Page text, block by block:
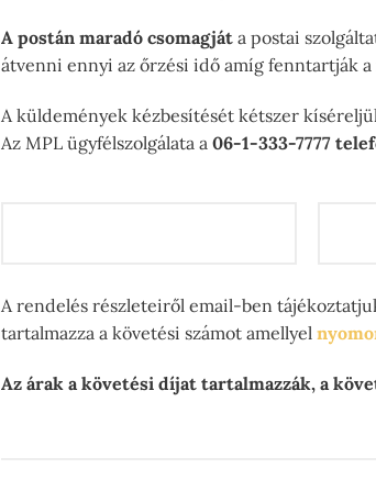
A postán maradó csomagjáta postai
átvenni ennyi az őrzési idő amíg fenntartják
A küldemények kézbesítését kétszer
Az MPL ügyfélszolgálata a 06-1-333-7777
A rendelés részleteiről email-ben
tartalmazza a követési számot amellyel
Az árak a követési díjat tartalmazzák, a